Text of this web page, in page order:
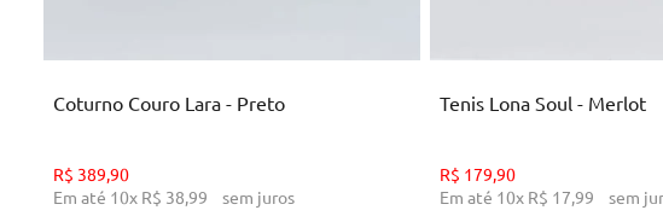
Coturno Couro Lara - Preto
R$ 389,90
Em até 10x R$ 38,99 sem juros
Tenis Lona Soul - Merlot
R$ 179,90
Em até 10x R$ 17,99 sem